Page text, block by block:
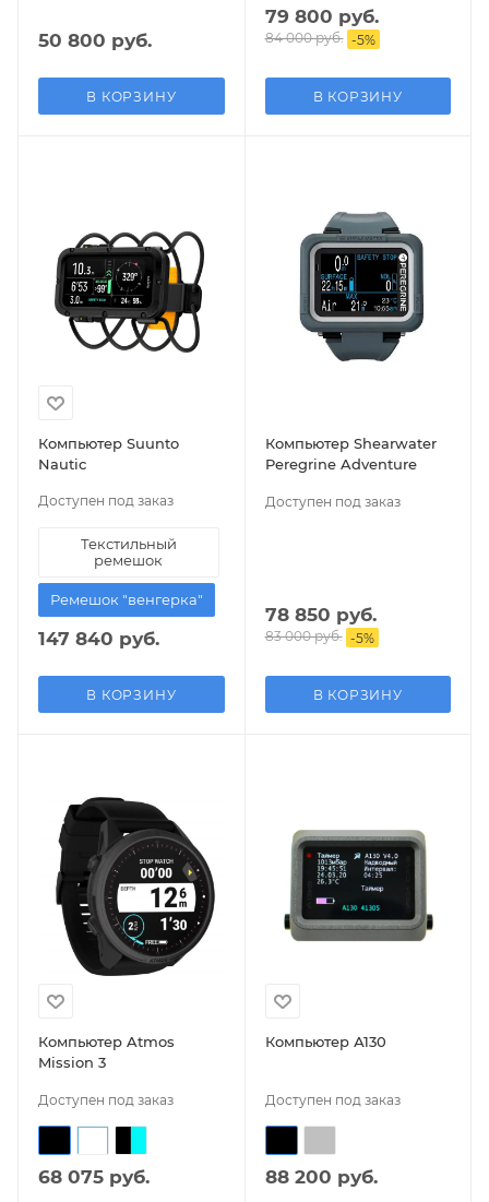
50 800 руб.
В КОРЗИНУ
79 800 руб.
84 000 руб. -5%
В КОРЗИНУ
Компьютер Suunto
Nautic
Доступен под заказ
Текстильный
ремешок
Ремешок "венгерка"
147 840 руб.
В КОРЗИНУ
Компьютер Shearwater
Peregrine Adventure
Доступен под заказ
78 850 руб.
83 000 руб. -5%
В КОРЗИНУ
Компьютер Atmos
Mission 3
Доступен под заказ
68 075 руб.
Компьютер А130
Доступен под заказ
88 200 руб.